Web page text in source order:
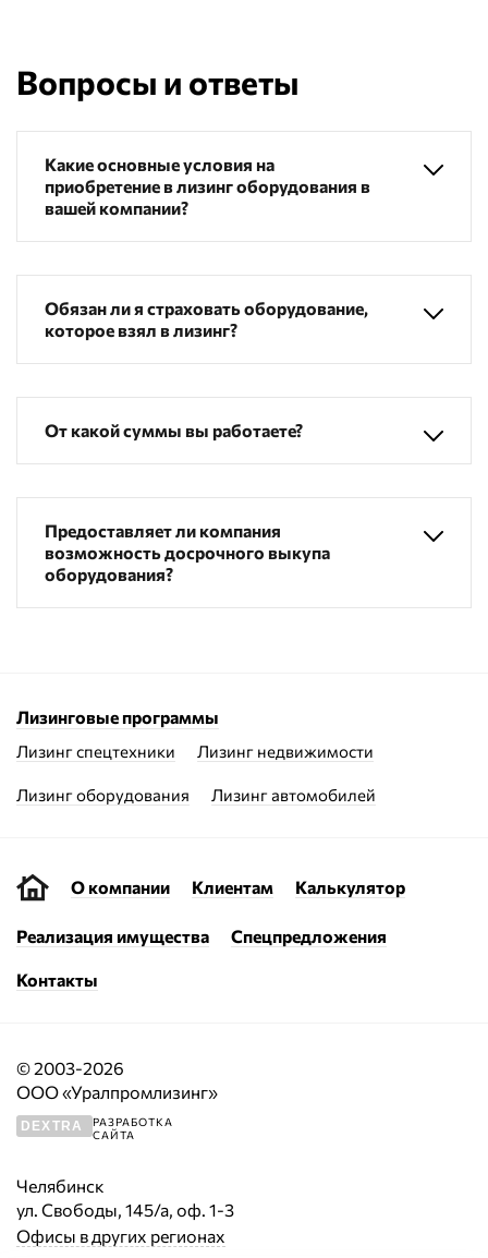
Вопросы и ответы
Какие основные условия на
приобретение в лизинг оборудования в
вашей компании?
Обязан ли я страховать оборудование,
которое взял в лизинг?
От какой суммы вы работаете?
Предоставляет ли компания
возможность досрочного выкупа
оборудования?
Лизинговые программы
Лизинг спецтехники Лизинг недвижимости
Лизинг оборудования Лизинг автомобилей
О компании Клиентам Калькулятор
Реализация имущества Спецпредложения
Контакты
© 2003-2026
ООО «Уралпромлизинг»
DEXTRA
РАЗРАБОТКА
САЙТА
Челябинск
ул. Свободы, 145/а, оф. 1-3
Офисы в других регионах